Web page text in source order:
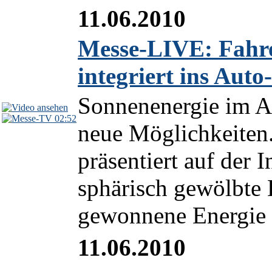
02:52
11.06.2010
Messe-LIVE:
integriert ins
Sonnenenergie im
neue
präsentiert auf der
sphärisch gewölbte
gewonnene
11.06.2010